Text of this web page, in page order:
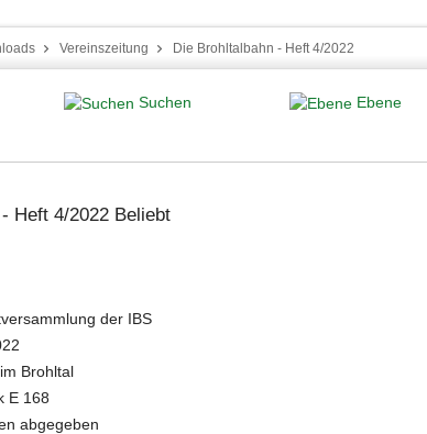
Vereinszeitung Die Brohltalbahn - Heft 4/2022
Suchen Ebene
Heft 4/2022 Beliebt
der IBS
Brohltal
E 168
abgegeben